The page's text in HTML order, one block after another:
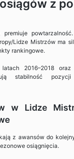
z
powtarzalność.
Lidze Mistrzów ma
rankingowe.
2016–2018
stabilność
w Lidze
z awansów do
osiągnięcia.